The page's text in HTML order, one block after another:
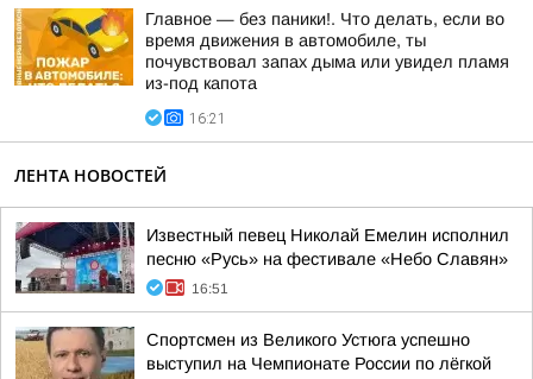
Главное — без паники!. Что делать, если во
время движения в автомобиле, ты
почувствовал запах дыма или увидел пламя
из-под капота
16:21
ЛЕНТА НОВОСТЕЙ
Известный певец Николай Емелин исполнил
песню «Русь» на фестивале «Небо Славян»
16:51
Спортсмен из Великого Устюга успешно
выступил на Чемпионате России по лёгкой